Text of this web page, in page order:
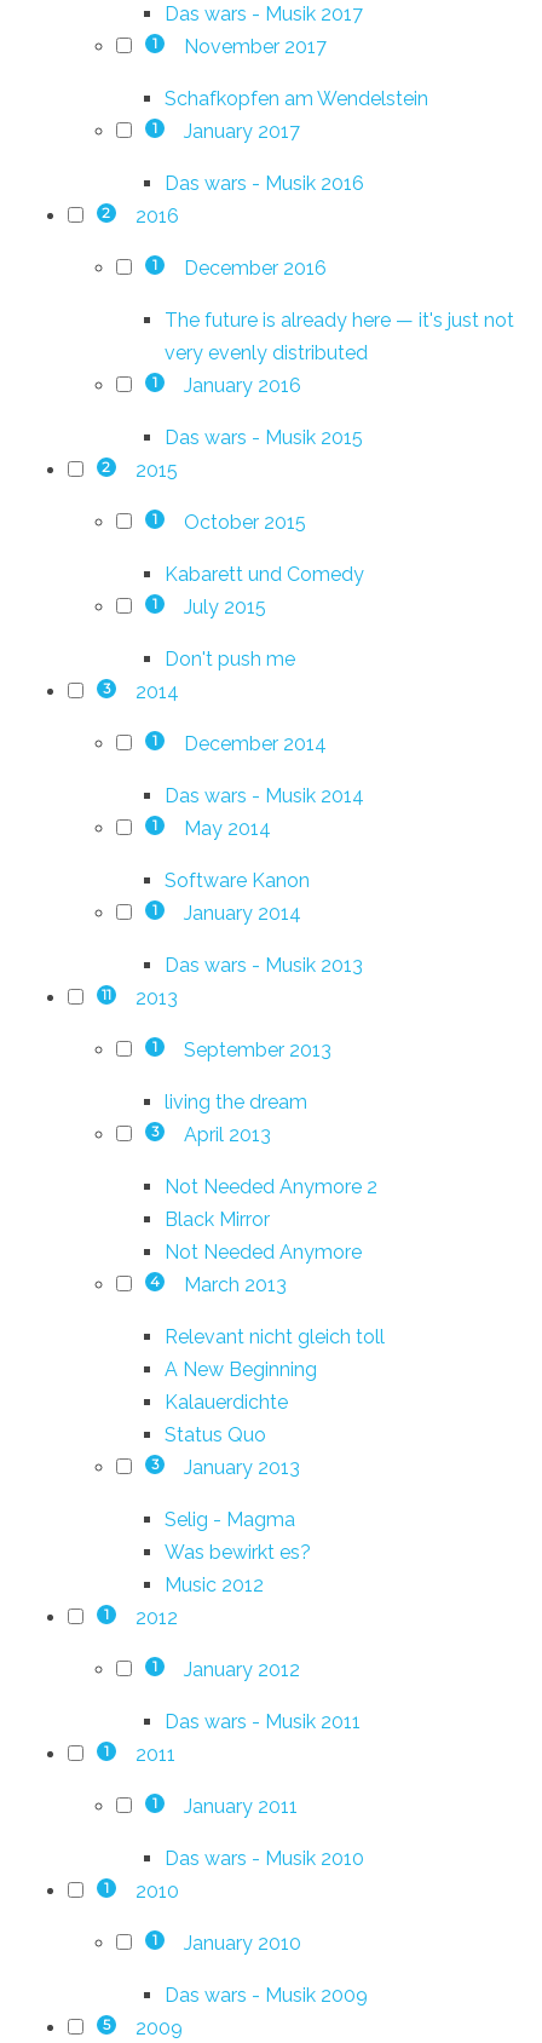
Das wars - Musik 2017
1 November 2017
Schafkopfen am Wendelstein
1 January 2017
Das wars - Musik 2016
2 2016
1 December 2016
The future is already here — it's just not
very evenly distributed
1 January 2016
Das wars - Musik 2015
2 2015
1 October 2015
Kabarett und Comedy
1 July 2015
Don't push me
3 2014
1 December 2014
Das wars - Musik 2014
1 May 2014
Software Kanon
1 January 2014
Das wars - Musik 2013
11 2013
1 September 2013
living the dream
3 April 2013
Not Needed Anymore 2
Black Mirror
Not Needed Anymore
4 March 2013
Relevant nicht gleich toll
A New Beginning
Kalauerdichte
Status Quo
3 January 2013
Selig - Magma
Was bewirkt es?
Music 2012
1 2012
1 January 2012
Das wars - Musik 2011
1 2011
1 January 2011
Das wars - Musik 2010
1 2010
1 January 2010
Das wars - Musik 2009
5 2009